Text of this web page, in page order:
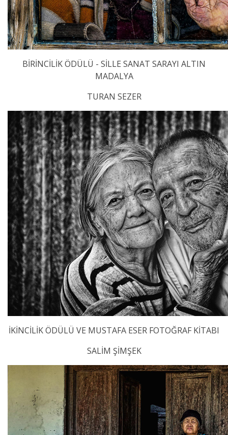
BİRİNCİLİK ÖDÜLÜ - SİLLE SANAT SARAYI ALTIN
MADALYA
TURAN SEZER
İKİNCİLİK ÖDÜLÜ VE MUSTAFA ESER FOTOĞRAF KİTABI
SALİM ŞİMŞEK